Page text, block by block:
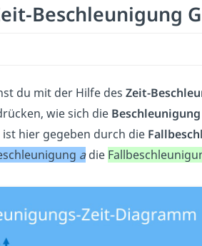
Beschleunigung
du mit der Hilfe des Zeit-
wie sich die Beschleunigung
hier gegeben durch die
adie